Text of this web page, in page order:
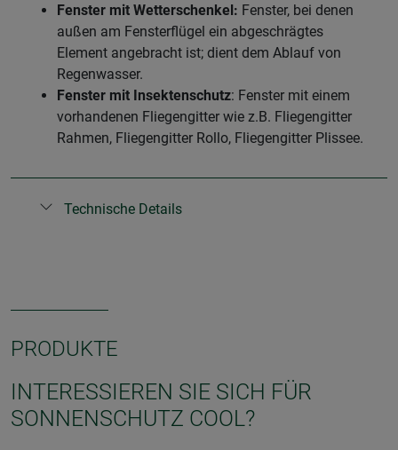
Fenster mit Wetterschenkel: Fenster, bei denen
außen am Fensterflügel ein abgeschrägtes
Element angebracht ist; dient dem Ablauf von
Regenwasser.
Fenster mit Insektenschutz: Fenster mit einem
vorhandenen Fliegengitter wie z.B. Fliegengitter
Rahmen, Fliegengitter Rollo, Fliegengitter Plissee.
Technische Details
PRODUKTE
INTERESSIEREN SIE SICH FÜR
SONNENSCHUTZ COOL?